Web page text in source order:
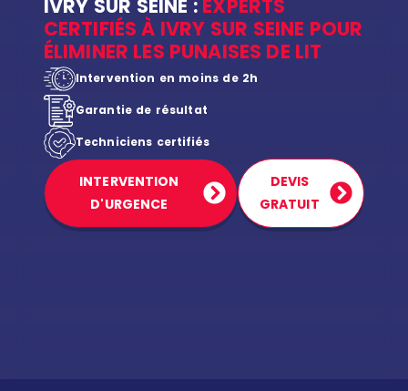
IVRY SUR SEINE : EXPERTS
CERTIFIÉS À IVRY SUR SEINE POUR
ÉLIMINER LES PUNAISES DE LIT
Intervention en moins de 2h
Garantie de résultat
Techniciens certifiés
INTERVENTION
D'URGENCE
DEVIS
GRATUIT